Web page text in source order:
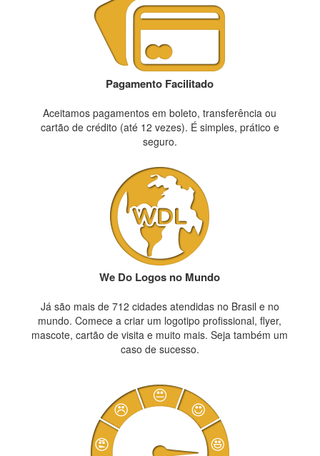
Pagamento Facilitado
Aceitamos pagamentos em boleto, transferência ou
cartão de crédito (até 12 vezes). É simples, prático e
seguro.
We Do Logos no Mundo
Já são mais de 712 cidades atendidas no Brasil e no
mundo. Comece a criar um logotipo profissional, flyer,
mascote, cartão de visita e muito mais. Seja também um
caso de sucesso.